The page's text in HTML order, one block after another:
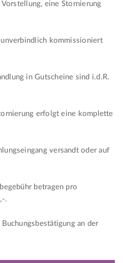
eine Stornierung
kommissioniert
in Gutscheine sind i.d.R.
erfolgt eine komplette
versandt oder auf
betragen pro
.
an der